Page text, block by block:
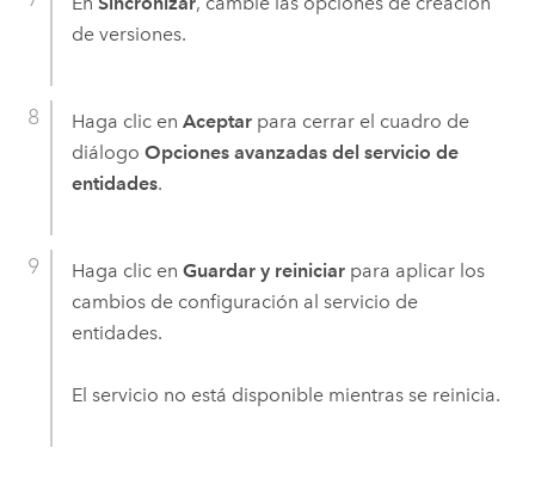
de versiones.
Haga clic en Aceptarpara cerrar el cuadro de
diálogo Opciones avanzadas del servicio de
entidades.
Haga clic en Guardar y reiniciarpara aplicar los
cambios de configuración al servicio de
entidades.
El servicio no está disponible mientras se reinicia.